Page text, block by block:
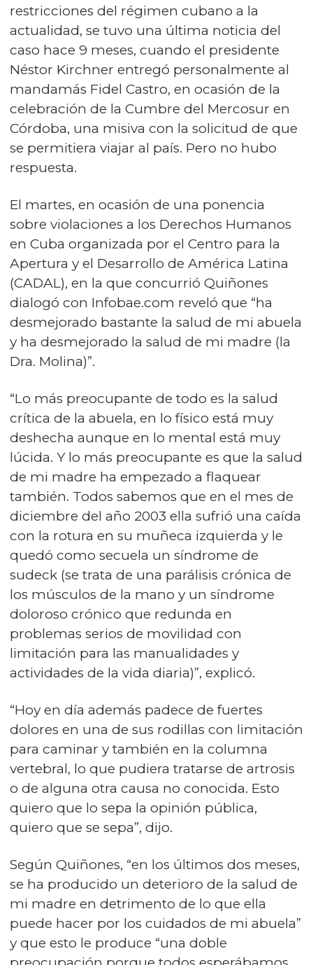
restricciones del régimen cubano a la
actualidad, se tuvo una última noticia del
caso hace 9 meses, cuando el presidente
Néstor Kirchner entregó personalmente al
mandamás Fidel Castro, en ocasión de la
celebración de la Cumbre del Mercosur en
Córdoba, una misiva con la solicitud de que
se permitiera viajar al país. Pero no hubo
respuesta.
El martes, en ocasión de una ponencia
sobre violaciones a los Derechos Humanos
en Cuba organizada por el Centro para la
Apertura y el Desarrollo de América Latina
(CADAL), en la que concurrió Quiñones
dialogó con Infobae.com reveló que “ha
desmejorado bastante la salud de mi abuela
y ha desmejorado la salud de mi madre (la
Dra. Molina)”.
“Lo más preocupante de todo es la salud
crítica de la abuela, en lo físico está muy
deshecha aunque en lo mental está muy
lúcida. Y lo más preocupante es que la salud
de mi madre ha empezado a flaquear
también. Todos sabemos que en el mes de
diciembre del año 2003 ella sufrió una caída
con la rotura en su muñeca izquierda y le
quedó como secuela un síndrome de
sudeck (se trata de una parálisis crónica de
los músculos de la mano y un síndrome
doloroso crónico que redunda en
problemas serios de movilidad con
limitación para las manualidades y
actividades de la vida diaria)”, explicó.
“Hoy en día además padece de fuertes
dolores en una de sus rodillas con limitación
para caminar y también en la columna
vertebral, lo que pudiera tratarse de artrosis
o de alguna otra causa no conocida. Esto
quiero que lo sepa la opinión pública,
quiero que se sepa”, dijo.
Según Quiñones, “en los últimos dos meses,
se ha producido un deterioro de la salud de
mi madre en detrimento de lo que ella
puede hacer por los cuidados de mi abuela”
y que esto le produce “una doble